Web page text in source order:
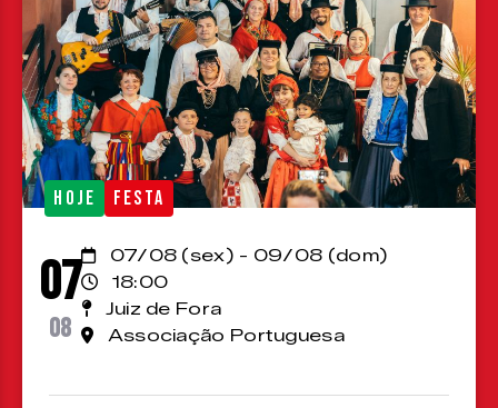
HOJE FESTA
07
08
07/08 (sex) - 09/08 (dom)
18:00
Juiz de Fora
Associação Portuguesa